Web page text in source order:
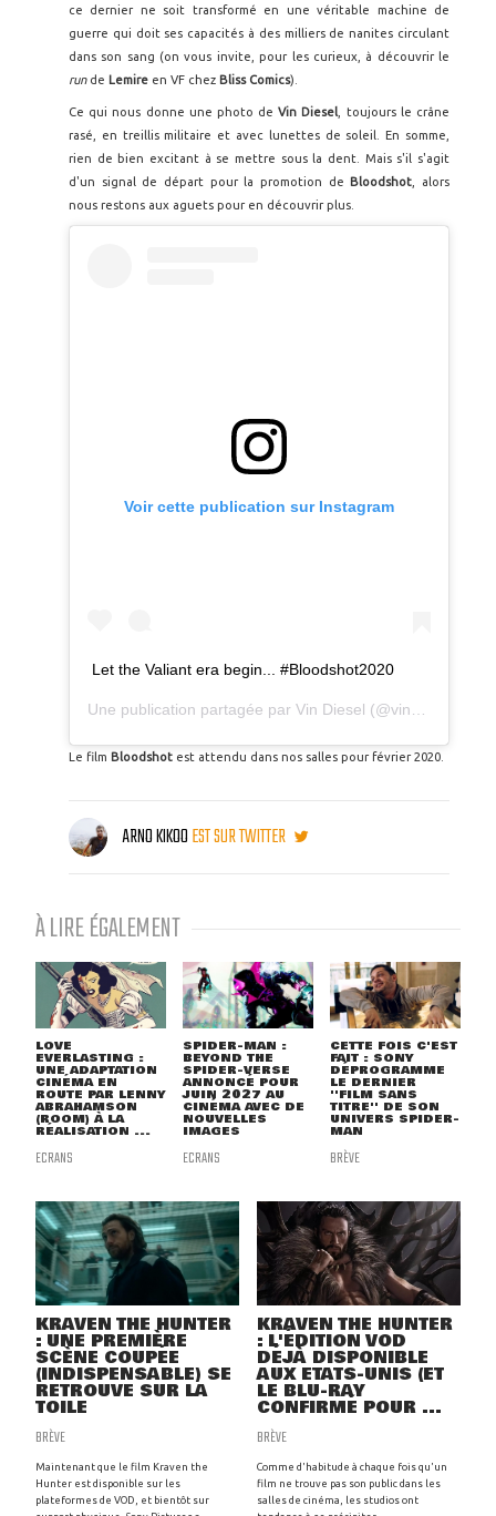
ce dernier ne soit transformé en une véritable machine de
guerre qui doit ses capacités à des milliers de nanites circulant
dans son sang (on vous invite, pour les curieux, à découvrir le
run de Lemire en VF chez Bliss Comics).
Ce qui nous donne une photo deVin Diesel , toujours le crâne
rasé, en treillis militaire et avec lunettes de soleil. En somme,
rien de bien excitant à se mettre sous la dent. Mais s'il s'agit
d'un signal de départ pour la promotion de Bloodshot , alors
nous restons aux aguets pour en découvrir plus.
Voir cette publication sur Instagram
Let the Valiant era begin... #Bloodshot2020
Une publication partagée par Vin Diesel (@vindiesel) le
Le film Bloodshot est attendu dans nos salles pour février 2020.
ARNO KIKOOEST SUR TWITTER
À LIRE ÉGALEMENT
LOVE
EVERLASTING :
UNE ADAPTATION
CINÉMA EN
ROUTE PAR LENNY
ABRAHAMSON
(ROOM) À LA
RÉALISATION ...
ECRANS
SPIDER-MAN :
BEYOND THE
SPIDER-VERSE
ANNONCÉ POUR
JUIN 2027 AU
CINÉMA AVEC DE
NOUVELLES
IMAGES
ECRANS
CETTE FOIS C'EST
FAIT : SONY
DÉPROGRAMME
LE DERNIER
''FILM SANS
TITRE'' DE SON
UNIVERS SPIDER-
MAN
BRÈVE
KRAVEN THE HUNTER
: UNE PREMIÈRE
SCÈNE COUPÉE
(INDISPENSABLE) SE
RETROUVE SUR LA
TOILE
BRÈVE
Maintenant que le film Kraven the
Hunter est disponible sur les
plateformes de VOD, et bientôt sur
KRAVEN THE HUNTER
: L'ÉDITION VOD
DÉJÀ DISPONIBLE
AUX ETATS-UNIS (ET
LE BLU-RAY
CONFIRMÉ POUR ...
BRÈVE
Comme d'habitude à chaque fois qu'un
film ne trouve pas son public dans les
salles de cinéma, les studios ont